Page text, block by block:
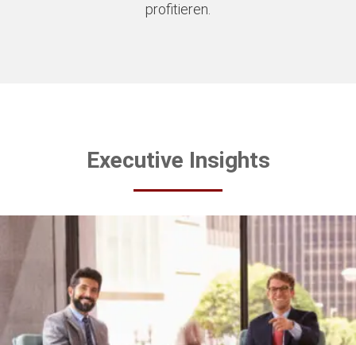
profitieren.
Executive Insights